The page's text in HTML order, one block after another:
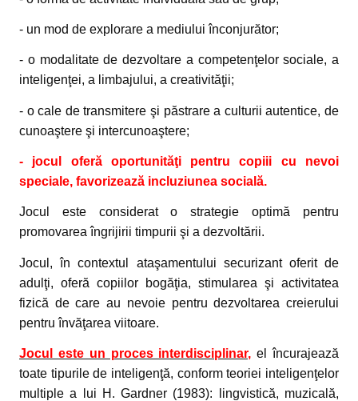
- un mod de explorare a mediului înconjurător;
- o modalitate de dezvoltare a competenţelor sociale, a
inteligenţei, a limbajului, a creativităţii;
- o cale de transmitere şi păstrare a culturii autentice, de
cunoaştere şi intercunoaştere;
- jocul oferă oportunităţi pentru copiii cu nevoi
speciale, favorizează incluziunea socială.
Jocul este considerat o strategie optimă pentru
promovarea îngrijirii timpurii şi a dezvoltării.
Jocul, în contextul ataşamentului securizant oferit de
adulţi, oferă copiilor bogăţia, stimularea şi activitatea
fizică de care au nevoie pentru dezvoltarea creierului
pentru învăţarea viitoare.
Jocul este un proces interdisciplinar, el încurajează
toate tipurile de inteligenţă, conform teoriei inteligenţelor
multiple a lui H. Gardner (1983): lingvistică, muzicală,